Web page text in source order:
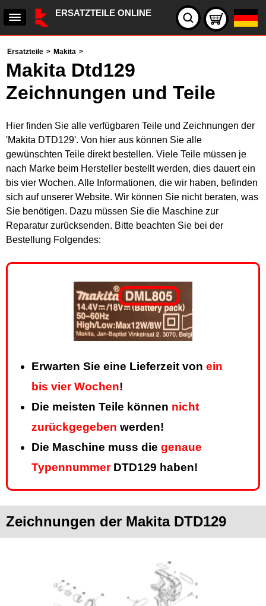
ERSATZTEILE ONLINE
Ersatzteile > Makita >
Makita Dtd129
Zeichnungen und Teile
Hier finden Sie alle verfügbaren Teile und Zeichnungen der
'Makita DTD129'. Von hier aus können Sie alle
gewünschten Teile direkt bestellen. Viele Teile müssen je
nach Marke beim Hersteller bestellt werden, dies dauert ein
bis vier Wochen. Alle Informationen, die wir haben, befinden
sich auf unserer Website. Wir können Sie nicht beraten, was
Sie benötigen. Dazu müssen Sie die Maschine zur
Reparatur zurücksenden. Bitte beachten Sie bei der
Bestellung Folgendes:
Erwarten Sie eine Lieferzeit von ein
bis vier Wochen!
Die meisten Teile können nicht
zurückgegeben werden!
Die Maschine muss die genaue
TypennummerDTD129 haben!
Zeichnungen der Makita DTD129